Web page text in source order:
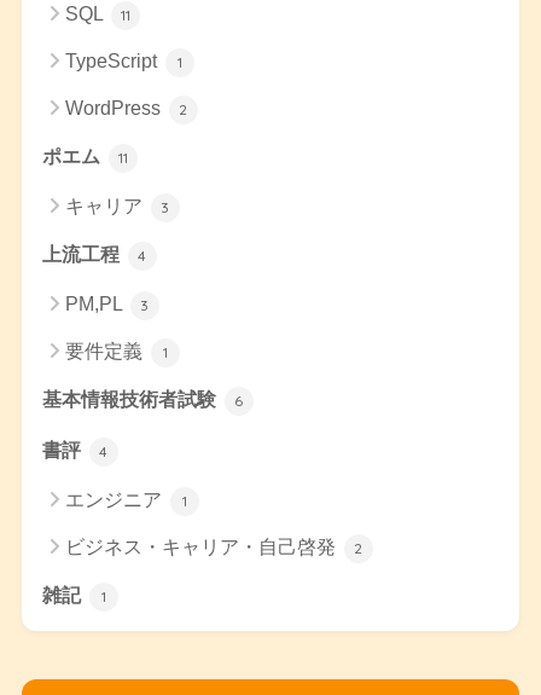
SQL 11
TypeScript 1
WordPress 2
ポエム 11
キャリア 3
上流工程 4
PM,PL 3
要件定義 1
基本情報技術者試験 6
書評 4
エンジニア 1
ビジネス・キャリア・自己啓発 2
雑記 1